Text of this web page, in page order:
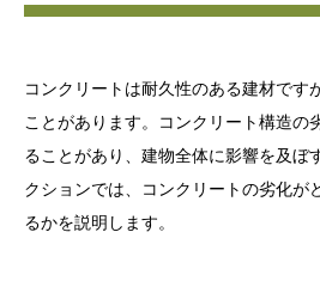
コンクリートは耐久性のある建材です
ことがあります。コンクリート構造の
ることがあり、建物全体に影響を及ぼ
クションでは、コンクリートの劣化が
るかを説明します。